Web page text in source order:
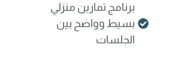
برنامج تمارين منزلي
بسيط وواضح بين
الجلسات